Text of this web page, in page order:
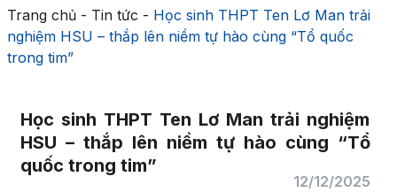
Trang chủ- Tin tức - Học sinh THPT Ten Lơ Man trải
nghiệm HSU – thắp lên niềm tự hào cùng “Tổ quốc
trong tim”
Học sinh THPT Ten Lơ Man trải nghiệm
HSU – thắp lên niềm tự hào cùng “Tổ
quốc trong tim”
12/12/2025